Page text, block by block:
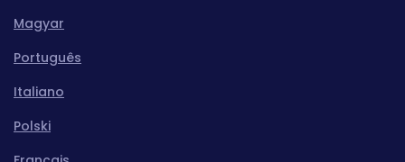
Magyar
Português
Italiano
Polski